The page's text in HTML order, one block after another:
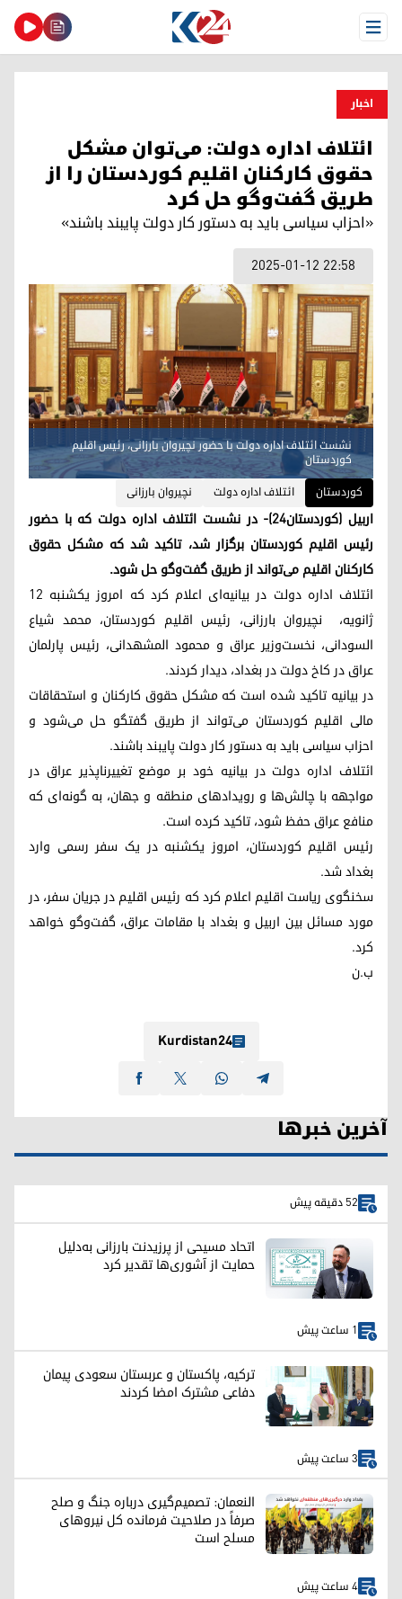
Open Menu
اخبار
ائتلاف اداره دولت: می‌توان مشکل
حقوق کارکنان اقلیم کوردستان را از
طریق گفت‌وگو حل کرد
«احزاب سیاسی باید به دستور کار دولت پایبند باشند»
2025-01-12 22:58
نشست ائتلاف اداره دولت با حضور نچیروان بارزانی، رئیس اقلیم
کوردستان
کوردستان
ائتلاف اداره دولت نچیروان بارزانی
اربیل (کوردستان٢٤)- در نشست ائتلاف اداره دولت که با حضور
رئیس اقلیم کوردستان برگزار شد، تاکید شد که مشکل حقوق
کارکنان اقلیم می‌تواند از طریق گفت‌وگو حل شود.
ائتلاف اداره دولت در بیانیه‌ای اعلام کرد که امروز یکشنبه 12
ژانویه، نچیروان بارزانی، رئیس اقلیم کوردستان، محمد شیاع
السودانی، نخست‌وزیر عراق و محمود المشهدانی، رئیس پارلمان
عراق در کاخ دولت در بغداد، دیدار کردند.
در بیانیه تاکید شده است که مشکل حقوق کارکنان و استحقاقات
مالی اقلیم کوردستان می‌تواند از طریق گفتگو حل می‌شود و
احزاب سیاسی باید به دستور کار دولت پایبند باشند.
ائتلاف اداره دولت در بیانیه خود بر موضع تغییرناپذیر عراق در
مواجهه با چالش‌ها و رویدادهای منطقه و جهان، به گونه‌ای که
منافع عراق حفظ شود، تاکید کرده است.
رئیس اقلیم کوردستان، امروز یکشنبه در یک سفر رسمی وارد
بغداد شد.
سخنگوی ریاست اقلیم اعلام کرد که رئیس اقلیم در جریان سفر، در
مورد مسائل بین اربیل و بغداد با مقامات عراق، گفت‌وگو خواهد
کرد.
ب.ن
Kurdistan24
آخرین خبرها
52 دقیقه پیش
اتحاد مسیحی از پرزیدنت بارزانی به‌دلیل
حمایت از آشوری‌ها تقدیر کرد
1 ساعت پیش
ترکیه، پاکستان و عربستان سعودی پیمان
دفاعی مشترک امضا کردند
3 ساعت پیش
النعمان: تصمیم‌گیری درباره جنگ و صلح
صرفاً در صلاحیت فرمانده کل نیروهای
مسلح است
4 ساعت پیش